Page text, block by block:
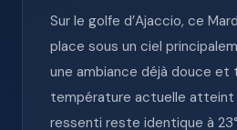
Sur le golfe d’Ajaccio, ce
place sous un ciel
une ambiance déjà douce et
température actuelle atteint
ressenti reste identique à